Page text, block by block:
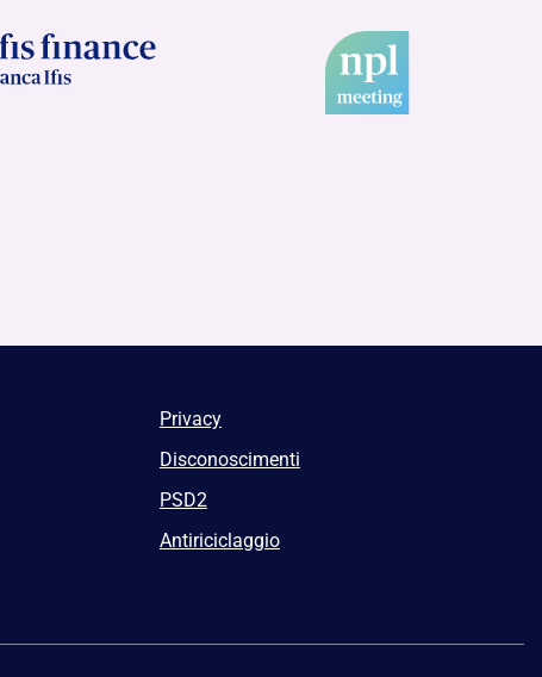
Privacy
Disconoscimenti
PSD2
Antiriciclaggio